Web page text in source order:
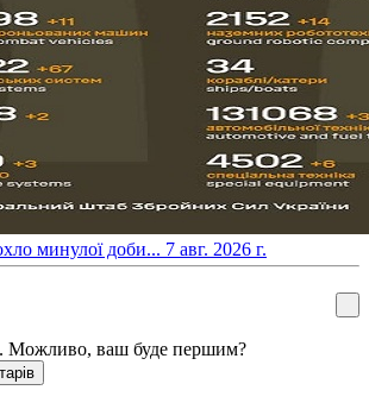
минулої доби... 7 авг. 2026 г.
Можливо, ваш буде першим?